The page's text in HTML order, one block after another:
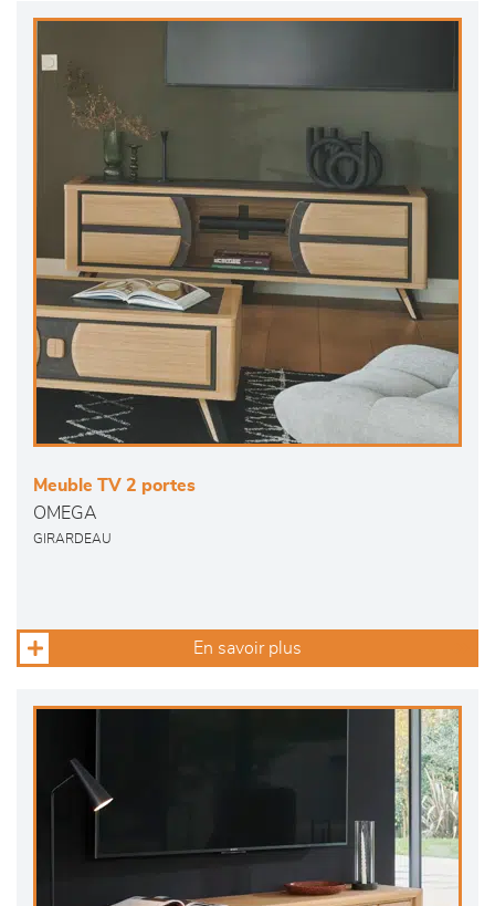
Meuble TV 2 portes
OMEGA
GIRARDEAU
En savoir plus